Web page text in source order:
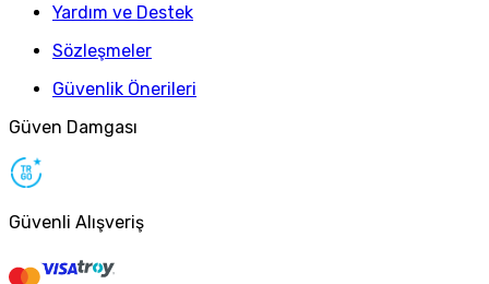
Yardım ve Destek
Sözleşmeler
Güvenlik Önerileri
Güven Damgası
Güvenli Alışveriş